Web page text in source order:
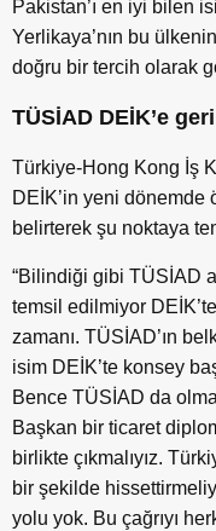
Pakistan’ı en iyi bilen
Yerlikaya’nın bu
doğru bir tercih olarak
TÜSİAD DEİK’e
Türkiye-Hong Kong İş
DEİK’in yeni
belirterek şu noktaya
“Bilindiği gibi TÜSİAD
temsil edilmiyor
zamanı. TÜSİAD’ın
isim DEİK’te konsey
Bence TÜSİAD da
Başkan bir ticaret
birlikte çıkmalıyız.
bir şekilde
yolu yok. Bu çağrıyı